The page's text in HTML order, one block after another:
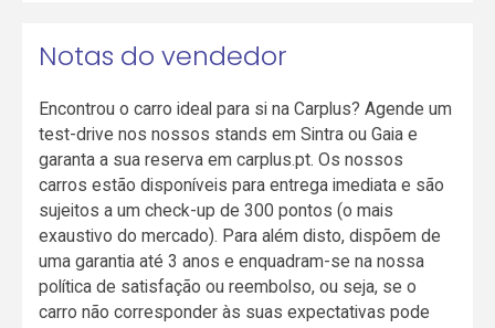
Notas do vendedor
Encontrou o carro ideal para si na Carplus? Agende um
test-drive nos nossos stands em Sintra ou Gaia e
garanta a sua reserva em carplus.pt. Os nossos
carros estão disponíveis para entrega imediata e são
sujeitos a um check-up de 300 pontos (o mais
exaustivo do mercado). Para além disto, dispõem de
uma garantia até 3 anos e enquadram-se na nossa
política de satisfação ou reembolso, ou seja, se o
carro não corresponder às suas expectativas pode